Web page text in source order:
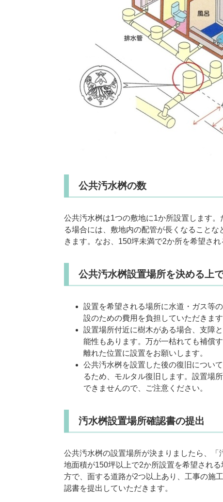
公共汚水桝の数
公共汚水桝は1つの敷地に1か所設置します
る場合には、敷地内の配管が長くなること
きます。なお、150坪未満で2か所を希望さ
公共汚水桝設置場所を決める上
設置を希望される場所に水道・ガス等
設のための費用を負担していただきます
設置場所付近に樹木がある場合、支障
能性もあります。万が一枯れても補償
離れた位置に設置をお願いします。
公共汚水桝を設置した後の復旧につい
るため、モルタル復旧します。設置場
できませんので、ご注意ください。
汚水桝設置場所確認書の提出
公共汚水桝の設置場所が決まりましたら、
地面積が150坪以上で2か所設置を希望され
方で、面する道路が2つ以上あり、工事の施
認書を提出していただきます。